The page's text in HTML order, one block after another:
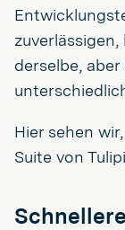
derselbe,
Hier sehen
Suite von